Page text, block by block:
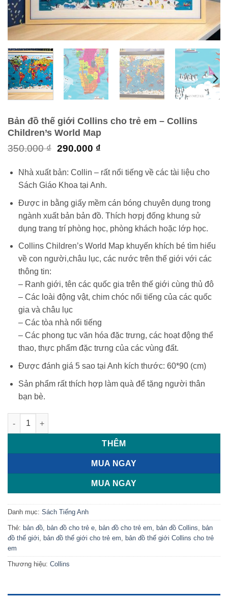
Bản đồ thế giới Collins cho trẻ em – Collins
Children’s World Map
350.000₫ Giá
là:
350.000 ₫.
290.000 ₫Giá
tại
là:
290.000 ₫.
Nhà xuất bản: Collin – rất nổi tiếng về các tài liệu cho
Sách Giáo Khoa tại Anh.
Được in bằng giấy mềm cán bóng chuyên dụng trong
ngành xuất bản bản đồ. Thích hơpj đống khung sử
dụng trang trí phòng học, phòng khách hoặc lớp học.
Collins Children’s World Map khuyến khích bé tìm hiểu
về con người,châu lục, các nước trên thế giới với các
thông tin:
– Ranh giới, tên các quốc gia trên thế giới cùng thủ đô
– Các loài động vật, chim chóc nổi tiếng của các quốc
gia và châu lục
– Các tòa nhà nổi tiếng
– Các phong tục văn hóa đặc trưng, các hoạt động thể
thao, thực phẩm đặc trưng của các vùng đất.
Được đánh giá 5 sao tại Anh kích thước: 60*90 (cm)
Sản phẩm rất thích hợp làm quà để tặng người thân
bạn bè.
Bản đồ thế giới Collins cho trẻ em - Collins Children’s World
THÊM
MUA NGAY
MUA NGAY
Danh mục: Sách Tiếng Anh
Thẻ: bản đồ, bản đồ cho trẻ e, bản đồ cho trẻ em, bản đồ Collins, bản
đồ thế giới, bản đồ thế giới cho trẻ em, bản đồ thế giới Collins cho trẻ
em
Thương hiệu: Collins